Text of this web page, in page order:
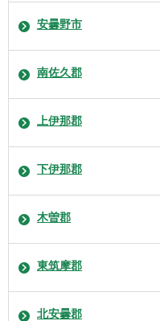
安曇野市
南佐久郡
上伊那郡
下伊那郡
木曽郡
東筑摩郡
北安曇郡